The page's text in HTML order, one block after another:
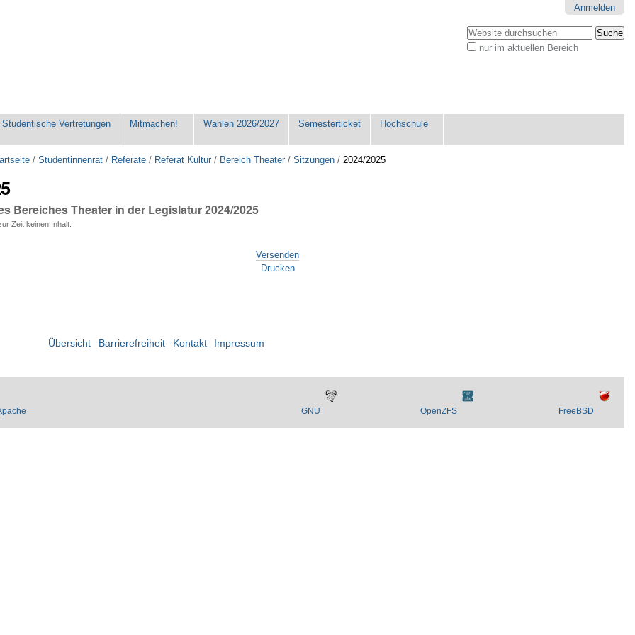
Anmelden
Website durchsuchen
nur im aktuellen Bereich
Studentische Vertretungen Mitmachen! Wahlen 2026/2027 Semesterticket Hochschule
/Studentinnenrat / Referate / Referat Kultur / Bereich Theater /Sitzungen /2024/2025
Bereiches Theater in der Legislatur 2024/2025
Zeit keinen Inhalt.
Versenden
Drucken
Übersicht Barrierefreiheit Kontakt Impressum
GNU OpenZFS FreeBSD